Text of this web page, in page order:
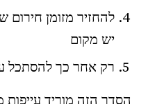
להחזיר מזומן
יש מקום
רק אחר כך להסתכל
הסדר הזה מוריד